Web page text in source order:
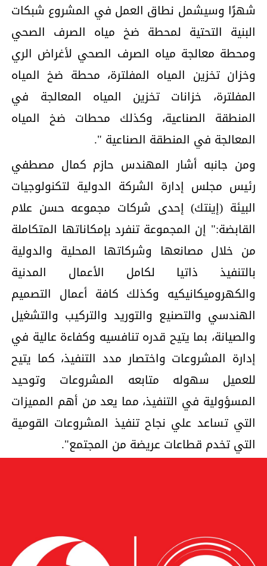
شهرًا وسيشمل نطاق العمل في المشروع شبكات
البنية التحتية لمحطة ضخ مياه الصرف الصحي
ومحطة معالجة مياه الصرف الصحي لأغراض الري
وخزان تخزين المياه المفلترة، محطة ضخ المياه
المفلترة، خزانات تخزين المياه المعالجة في
المنطقة الصناعية، وكذلك محطات ضخ المياه
المعالجة في المنطقة الصناعية ".
ومن جانبه أشار المهندس حازم كمال مصطفي
رئيس مجلس إدارة الشركة الدولية لتكنولوجيات
البيئة (إينتك) إحدى شركات مجموعه حسن علام
القابضة:" إن المجموعة تنفرد بإمكاناتها المتكاملة
من خلال مصانعها وشركاتها المحلية والدولية
بالتنفيذ ذاتيا لكامل الأعمال المدنية
والكهروميكانيكيه وكذلك كافة أعمال التصميم
الهندسي والتصنيع والتوريد والتركيب والتشغيل
والصيانة، بما يتيح قدره تنافسيه وكفاءة عالية في
إدارة المشروعات واختصار مدد التنفيذ، كما يتيح
للعميل سهوله متابعه المشروعات وتوحيد
المسؤولية في التنفيذ، مما يعد من أهم المميزات
التي تساعد علي نجاح تنفيذ المشروعات القومية
التي تخدم قطاعات عريضة من المجتمع".